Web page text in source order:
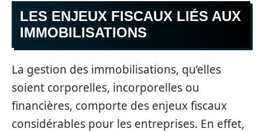
LES ENJEUX FISCAUX LIÉS AUX
IMMOBILISATIONS
La gestion des immobilisations, qu’elles
soient corporelles, incorporelles ou
financières, comporte des enjeux fiscaux
considérables pour les entreprises. En effet,